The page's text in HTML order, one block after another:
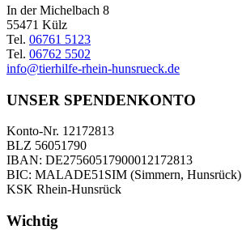
In der Michelbach 8
55471 Külz
Tel. 06761 5123
Tel. 06762 5502
info@tierhilfe-rhein-hunsrueck.de
UNSER SPENDENKONTO
Konto-Nr. 12172813
BLZ 56051790
IBAN: DE27560517900012172813
BIC: MALADE51SIM (Simmern, Hunsrück)
KSK Rhein-Hunsrück
Wichtig